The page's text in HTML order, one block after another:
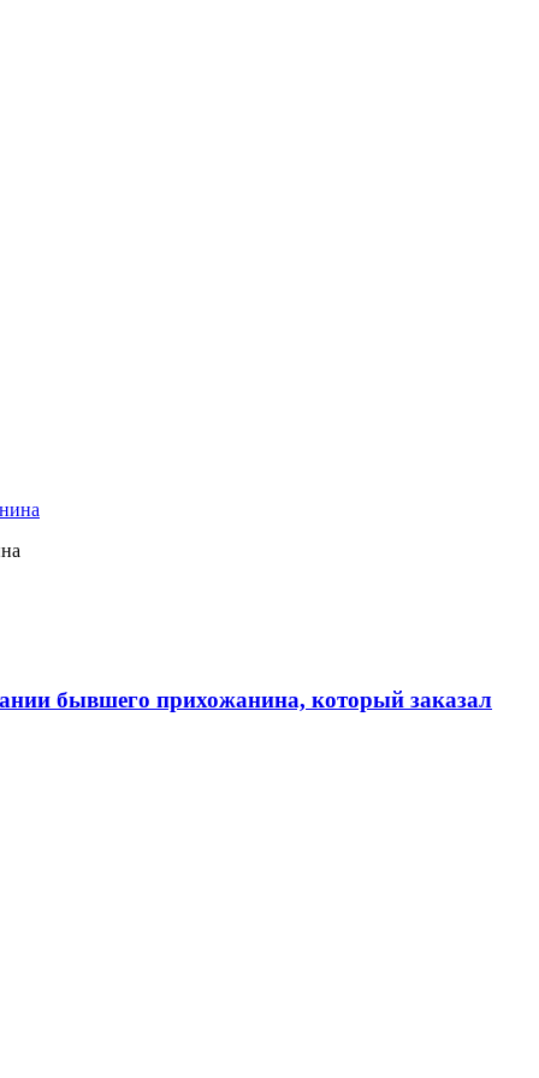
бывшего прихожанина, который заказал